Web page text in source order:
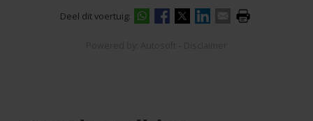
Deel dit voertuig: